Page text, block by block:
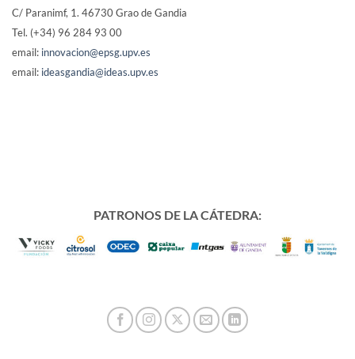
C/ Paranimf, 1. 46730 Grao de Gandia
Tel. (+34) 96 284 93 00
email: innovacion@epsg.upv.es
email: ideasgandia@ideas.upv.es
PATRONOS DE LA CÁTEDRA: